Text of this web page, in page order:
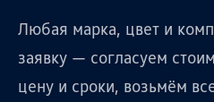
Любая марка, цвет и
заявку — согласуем
цену и сроки, возьмём